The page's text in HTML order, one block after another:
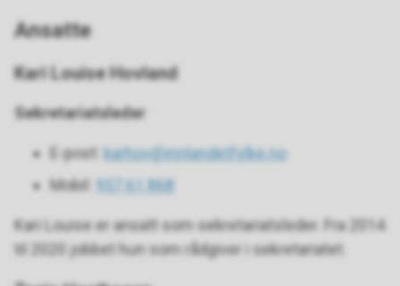
Ansatte
Kari Louise Hovland
Sekretariatsleder
E-post: karhov@innlandetfylke.no
Mobil:
957 61 868
Kari Louise er ansatt som sekretariatsleder. Fra 2014
til 2020 jobbet hun som rådgiver i sekretariatet.